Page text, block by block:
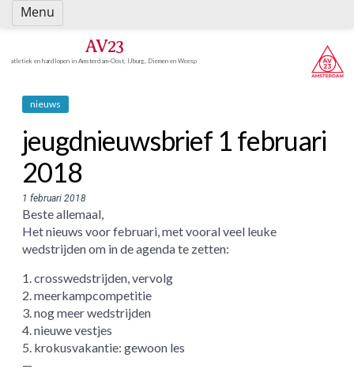
Spring
naar
AV23
atletiek en hardlopen in Amsterdam-Oost, IJburg, Diemen en Weesp
nieuws
jeugdnieuwsbrief 1 februari
2018
1 februari 2018
Beste allemaal,
Het nieuws voor februari, met vooral veel leuke
wedstrijden om in de agenda te zetten:
1. crosswedstrijden, vervolg
2. meerkampcompetitie
3. nog meer wedstrijden
4. nieuwe vestjes
5. krokusvakantie: gewoon les
—
Menu